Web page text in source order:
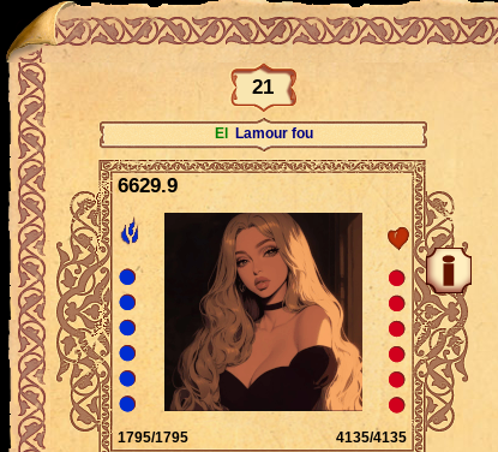
21
El Lamour fou
6629.9
1795/1795 4135/4135